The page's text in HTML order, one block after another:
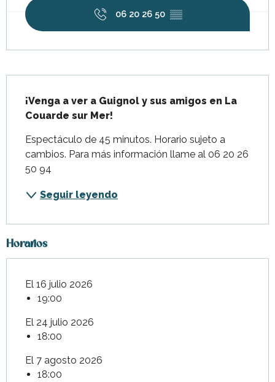
06 20 26 50 ▒▒
¡Venga a ver a Guignol y sus amigos en La
Couarde sur Mer!
Espectáculo de 45 minutos. Horario sujeto a
cambios. Para más información llame al 06 20 26
50 94
Seguir leyendo
Horarios
El 16 julio 2026
19:00
El 24 julio 2026
18:00
El 7 agosto 2026
18:00